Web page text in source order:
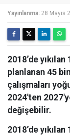
Yayınlanma: 28 Mayıs
2018’de
planlanan 45
çalışmaları
2024'ten
değişebilir.
2018’de